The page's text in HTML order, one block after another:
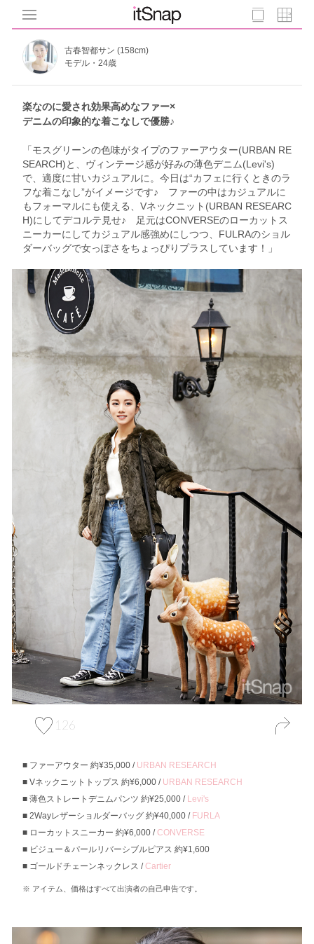
古春智都サン (158cm)
モデル・24歳
楽なのに愛され効果高めなファー×
デニムの印象的な着こなしで優勝♪
「モスグリーンの色味がタイプのファーアウター(URBAN RE
SEARCH)と、ヴィンテージ感が好みの薄色デニム(Levi's)
で、適度に甘いカジュアルに。今日は“カフェに行くときのラ
フな着こなし”がイメージです♪ ファーの中はカジュアルに
もフォーマルにも使える、Vネックニット(URBAN RESEARC
H)にしてデコルテ見せ♪ 足元はCONVERSEのローカットス
ニーカーにしてカジュアル感強めにしつつ、FULRAのショル
ダーバッグで女っぽさをちょっぴりプラスしています！」
126
ファーアウター 約¥35,000 / URBAN RESEARCH
Vネックニットトップス 約¥6,000 / URBAN RESEARCH
薄色ストレートデニムパンツ 約¥25,000 / Levi's
2Wayレザーショルダーバッグ 約¥40,000 / FURLA
ローカットスニーカー 約¥6,000 /CONVERSE
ビジュー＆パールリバーシブルピアス 約¥1,600
ゴールドチェーンネックレス /Cartier
アイテム、価格はすべて出演者の自己申告です。